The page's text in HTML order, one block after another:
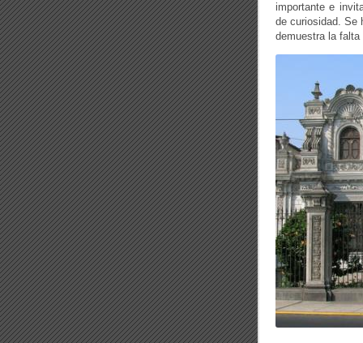
importante e
de curiosidad. Se
demuestra la